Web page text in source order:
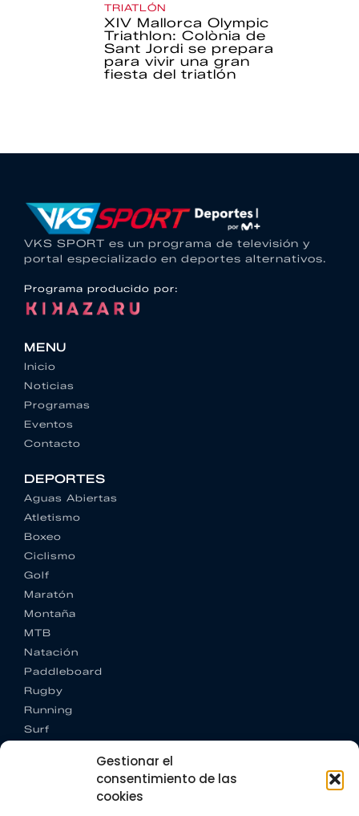
Gestionar el
consentimiento de las
cookies
TRIATLÓN
XIV Mallorca Olympic
Triathlon: Colònia de
Sant Jordi se prepara
para vivir una gran
fiesta del triatlón
VKS SPORT es un programa de televisión y
portal especializado en deportes alternativos.
Programa producido por:
MENU
Inicio
Noticias
Programas
Eventos
Contacto
DEPORTES
Aguas Abiertas
Atletismo
Boxeo
Ciclismo
Golf
Maratón
Montaña
MTB
Natación
Paddleboard
Rugby
Running
Surf
CONTACTO